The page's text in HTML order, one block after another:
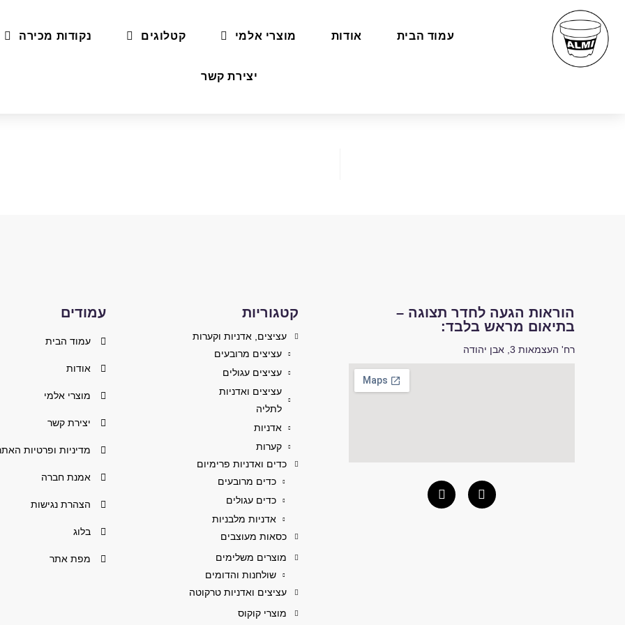
עמוד הבית אודות מוצרי אלמי קטלוגים נקודות מכירה
יצירת קשר
הוראות הגעה לחדר תצוגה –
בתיאום מראש בלבד:
רח' העצמאות 3, אבן יהודה
קטגוריות
עציצים, אדניות וקערות
עציצים מרובעים
עציצים עגולים
עציצים ואדניות
לתליה
אדניות
קערות
כדים ואדניות פרימיום
כדים מרובעים
כדים עגולים
אדניות מלבניות
כסאות מעוצבים
מוצרים משלימים
שולחנות והדומים
עציצים ואדניות טרקוטה
מוצרי קוקוס
עמודים
עמוד הבית
אודות
מוצרי אלמי
יצירת קשר
מדיניות ופרטיות
אמנת חברה
הצהרת נגישות
בלוג
מפת אתר